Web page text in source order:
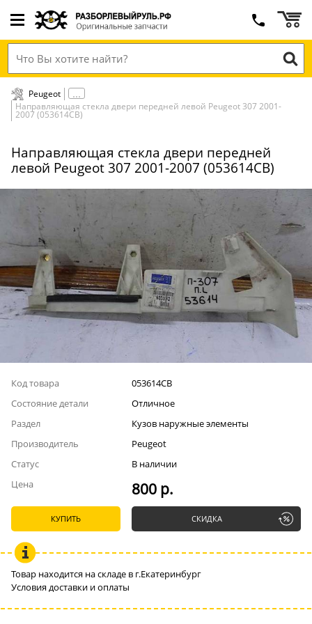
Peugeot
Направляющая стекла двери передней левой Peugeot 307 2001-
2007 (053614СВ)
Направляющая стекла двери передней
левой Peugeot 307 2001-2007 (053614СВ)
Код товара
053614СВ
Состояние детали
Отличное
Раздел
Кузов наружные элементы
Производитель
Peugeot
Статус
В наличии
Цена
800 р.
КУПИТЬ СКИДКА
Товар находится на складе в г.Екатеринбург
Условия доставки и оплаты